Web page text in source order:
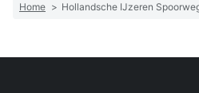
Home > Hollandsche IJzeren